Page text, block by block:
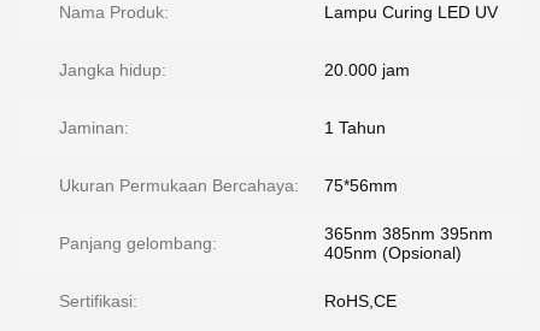
Nama Produk: Lampu Curing LED UV
Jangka hidup: 20.000 jam
Jaminan: 1 Tahun
Ukuran Permukaan Bercahaya: 75*56mm
Panjang gelombang:
365nm 385nm 395nm
405nm (Opsional)
Sertifikasi: RoHS,CE